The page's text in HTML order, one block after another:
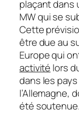
plaçant dans
MW qui se
Cette
être due au
Europe qui
activité lors
dans les
l’Allemagne,
été soutenue.